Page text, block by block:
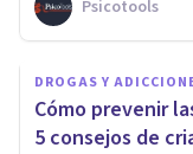
Psicotools
DROGAS Y
Cómo prevenir
5 consejos de